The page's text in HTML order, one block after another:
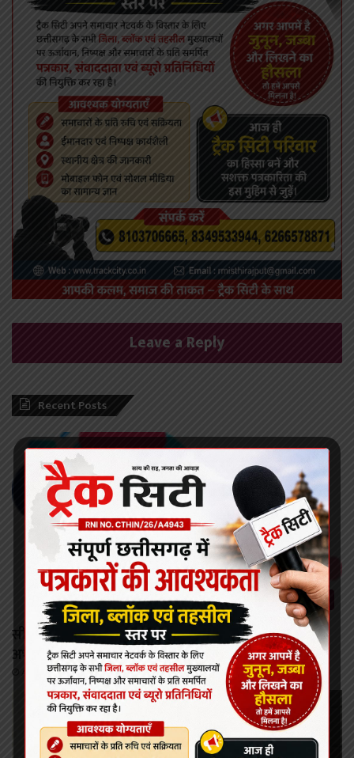
Leave a Reply
Recent Posts
रायपुर
सीजी पीएससी द्वारा एस आई भर्ती परीक्षा :सोशल मीडिया पर
अभ्यर्थियों के नामों को लेकर फैलाई जा रही अफवाहें
August 6, 2026